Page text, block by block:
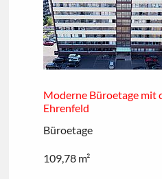
Moderne Büroetage mit
Ehrenfeld
Büroetage
109,78 m²